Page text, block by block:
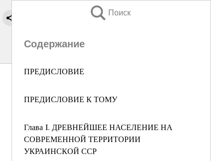
Поиск
Содержание
ПРЕДИСЛОВИЕ
ПРЕДИСЛОВИЕ К ТОМУ
Глава I. ДРЕВНЕЙШЕЕ НАСЕЛЕНИЕ НА
СОВРЕМЕННОЙ ТЕРРИТОРИИ
УКРАИНСКОЙ ССР